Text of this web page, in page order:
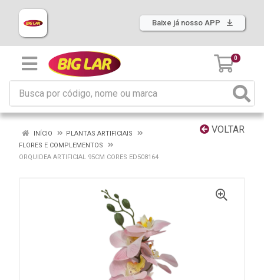
Baixe já nosso APP
0
VOLTAR
INÍCIO
PLANTAS ARTIFICIAIS
FLORES E COMPLEMENTOS
ORQUIDEA ARTIFICIAL 95CM CORES ED508164